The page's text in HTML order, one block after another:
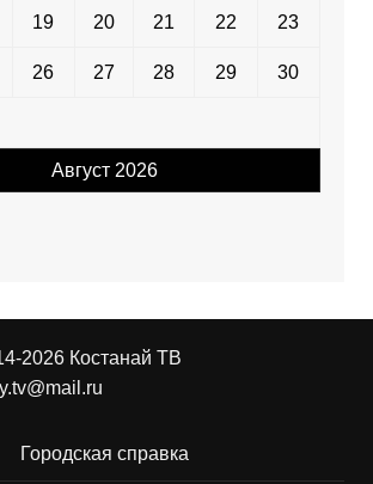
Август 2026
19 20 21 22 23
26 27 28 29 30
2026 Костанай ТВ
Городская справка